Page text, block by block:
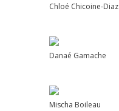
Chloé Chicoine-Diaz
Danaé Gamache
Mischa Boileau